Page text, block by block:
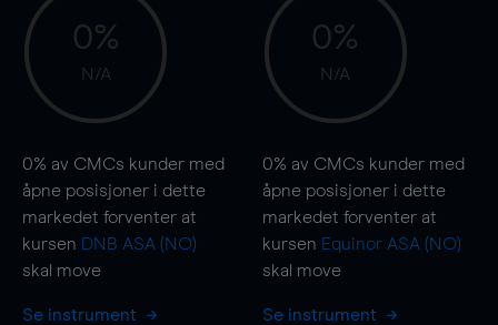
0%
N/A
0% av CMCs kunder med
åpne posisjoner i dette
markedet forventer at
kursen DNB ASA (NO)
skal move
Se instrument
0%
N/A
0% av CMCs kunder med
åpne posisjoner i dette
markedet forventer at
kursen Equinor ASA (NO)
skal move
Se instrument